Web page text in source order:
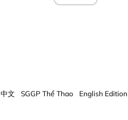
中文 SGGP Thể Thao English Edition